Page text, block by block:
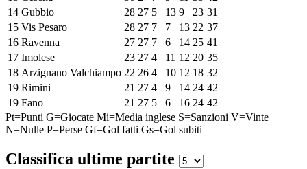
14 Gubbio 28 27 5 13 9 23 31
15 Vis Pesaro 28 27 7 7 13 22 37
16 Ravenna 27 27 7 6 14 25 41
17 Imolese 23 27 4 11 12 20 35
18 Arzignano Valchiampo 22 26 4 10 12 18 32
19 Rimini 21 27 4 9 14 24 42
19 Fano 21 27 5 6 16 24 42
Pt=Punti G=Giocate Mi=Media inglese S=Sanzioni V=Vinte
N=Nulle P=Perse Gf=Gol fatti Gs=Gol subiti
Classifica ultime partite